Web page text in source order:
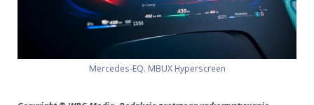
Mercedes-EQ. MBUX Hyperscreen